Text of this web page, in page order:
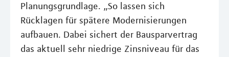
Planungsgrundlage. „So lassen sich
Rücklagen für spätere Modernisierungen
aufbauen. Dabei sichert der Bausparvertrag
das aktuell sehr niedrige Zinsniveau für das